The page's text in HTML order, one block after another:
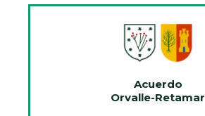
Acuerdo
Orvalle-Retamar